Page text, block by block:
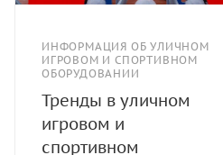
ИНФОРМАЦИЯ ОБ УЛИЧНОМ
ИГРОВОМ И СПОРТИВНОМ
ОБОРУДОВАНИИ
Тренды в уличном
игровом и
спортивном